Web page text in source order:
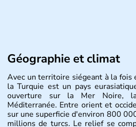
Géographie et climat
Avec un territoire siégeant à la fois
la Turquie est un pays
ouverture sur la Mer Noire,
Méditerranée. Entre orient et
sur une superficie d'environ 800
millions de turcs. Le relief se